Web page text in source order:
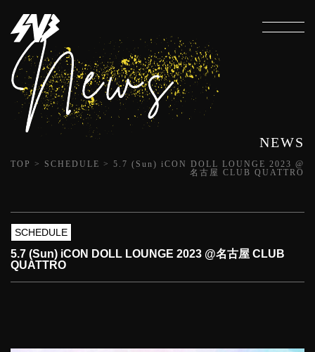
NEWS
TOP > SCHEDULE > 5.7 (Sun) iCON DOLL LOUNGE 2023 @
名古屋 CLUB QUATTRO
SCHEDULE
5.7 (Sun) iCON DOLL LOUNGE 2023 @名古屋 CLUB
QUATTRO